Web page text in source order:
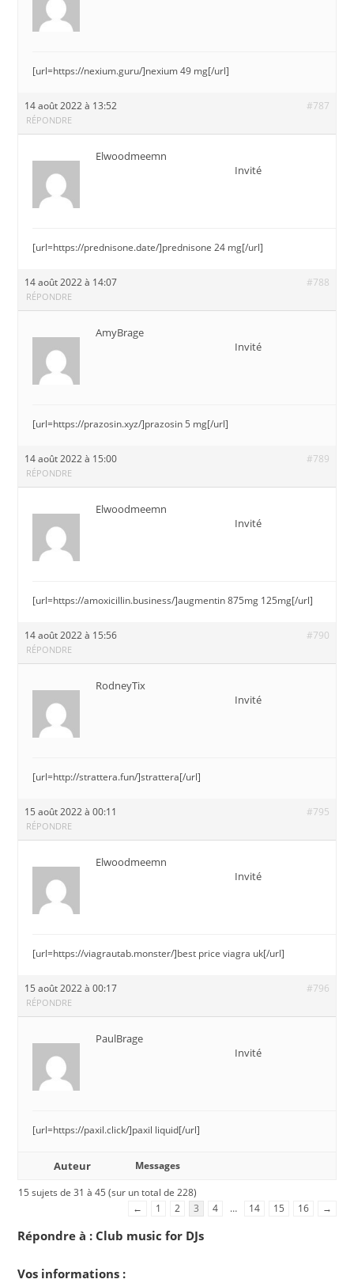
[url=https://nexium.guru/]nexium 49 mg[/url]
14 août 2022 à 13:52 #787
RÉPONDRE
Elwoodmeemn
Invité
[url=https://prednisone.date/]prednisone 24 mg[/url]
14 août 2022 à 14:07 #788
RÉPONDRE
AmyBrage
Invité
[url=https://prazosin.xyz/]prazosin 5 mg[/url]
14 août 2022 à 15:00 #789
RÉPONDRE
Elwoodmeemn
Invité
[url=https://amoxicillin.business/]augmentin 875mg 125mg[/url]
14 août 2022 à 15:56 #790
RÉPONDRE
RodneyTix
Invité
[url=http://strattera.fun/]strattera[/url]
15 août 2022 à 00:11 #795
RÉPONDRE
Elwoodmeemn
Invité
[url=https://viagrautab.monster/]best price viagra uk[/url]
15 août 2022 à 00:17 #796
RÉPONDRE
PaulBrage
Invité
[url=https://paxil.click/]paxil liquid[/url]
Auteur
Messages
15 sujets de 31 à 45 (sur un total de 228)
←
1 2 3 4 … 14 15 16 →
Répondre à : Club music for DJs
Vos informations :